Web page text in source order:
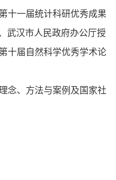
十一届统计科研优秀成果
武汉市人民政府办公厅授
十届自然科学优秀学术论
念、方法与案例及国家社